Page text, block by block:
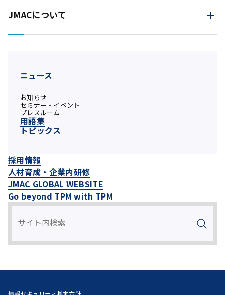
JMACについて
ニュース
お知らせ
セミナー・イベント
プレスルーム
用語集
トピックス
採用情報
人材育成・企業内研修
JMAC GLOBAL WEBSITE
Go beyond TPM with TPM